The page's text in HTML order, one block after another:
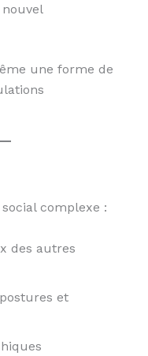
une forme de
complexe :
des autres
et